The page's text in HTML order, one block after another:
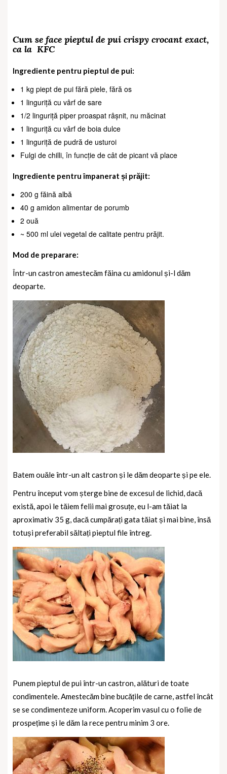
Cum se face pieptul de pui crispy crocant exact,
ca la KFC
Ingrediente pentru pieptul de pui:
1 kg piept de pui fără piele, fără os
1 linguriță cu vârf de sare
1/2 linguriță piper proaspat râșnit, nu măcinat
1 linguriță cu vârf de boia dulce
1 linguriță de pudră de usturoi
Fulgi de chilli, în funcție de cât de picant vă place
Ingrediente pentru împanerat și prăjit:
200 g făină albă
40 g amidon alimentar de porumb
2 ouă
~ 500 ml ulei vegetal de calitate pentru prăjit.
Mod de preparare:
Într-un castron amestecăm făina cu amidonul și-l dăm
deoparte.
Batem ouăle într-un alt castron și le dăm deoparte și pe ele.
Pentru început vom șterge bine de excesul de lichid, dacă
există, apoi le tăiem felii mai grosuțe, eu l-am tăiat la
aproximativ 35 g, dacă cumpărați gata tăiat și mai bine, însă
totuși preferabil săltați pieptul file întreg.
Punem pieptul de pui într-un castron, alături de toate
condimentele. Amestecăm bine bucățile de carne, astfel încât
se se condimenteze uniform. Acoperim vasul cu o folie de
prospețime și le dăm la rece pentru minim 3 ore.